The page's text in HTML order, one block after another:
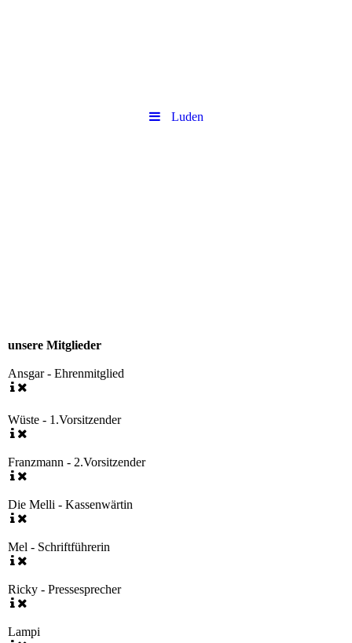
Luden
unsere Mitglieder
Ansgar - Ehrenmitglied
Wüste - 1.Vorsitzender
Franzmann - 2.Vorsitzender
Die Melli - Kassenwärtin
Mel - Schriftführerin
Ricky - Pressesprecher
Lampi